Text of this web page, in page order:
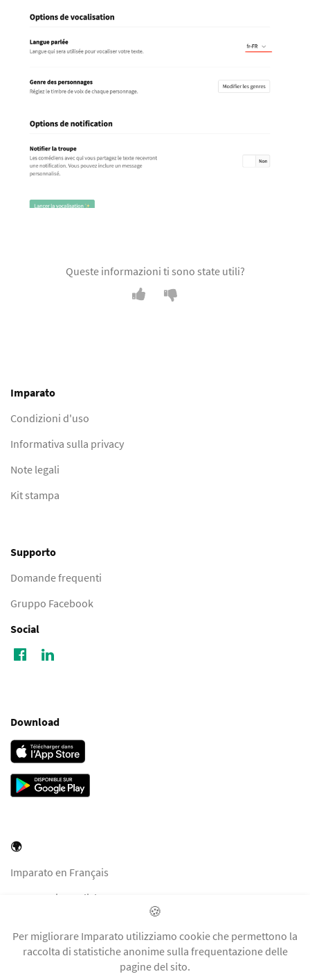
Queste informazioni ti sono state utili?
Imparato
Condizioni d'uso
Informativa sulla privacy
Note legali
Kit stampa
Supporto
Domande frequenti
Gruppo Facebook
Social
Download
🌍
Imparato en Français
Imparato in English
Imparato auf Deutsch
🍪
Per migliorare Imparato utilizziamo cookie che permettono la
raccolta di statistiche anonime sulla frequentazione delle
pagine del sito.